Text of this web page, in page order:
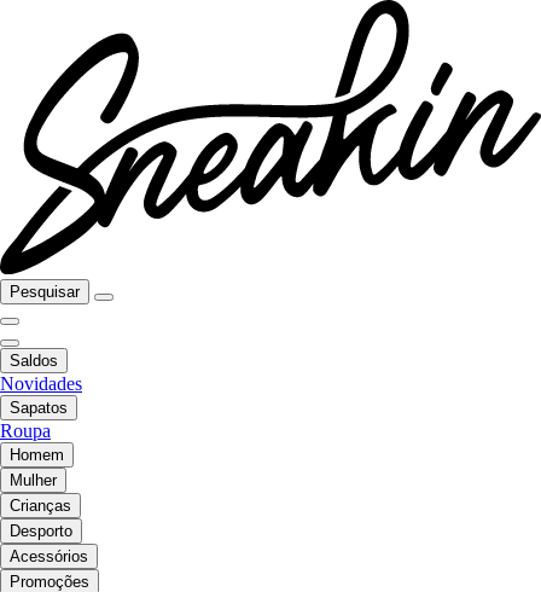
Pesquisar
Saldos
Novidades
Sapatos
Roupa
Homem
Mulher
Crianças
Desporto
Acessórios
Promoções